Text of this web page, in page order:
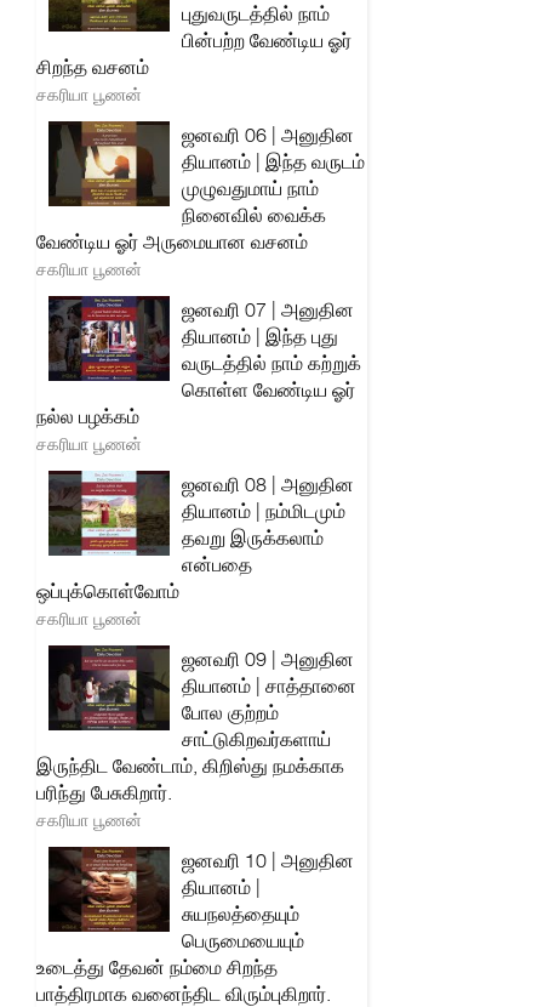
புதுவருடத்தில் நாம்
பின்பற்ற வேண்டிய ஓர்
சிறந்த வசனம்
சகரியா பூணன்
ஜனவரி 06 | அனுதின
தியானம் | இந்த வருடம்
முழுவதுமாய் நாம்
நினைவில் வைக்க
வேண்டிய ஓர் அருமையான வசனம்
சகரியா பூணன்
ஜனவரி 07 | அனுதின
தியானம் | இந்த புது
வருடத்தில் நாம் கற்றுக்
கொள்ள வேண்டிய ஓர்
நல்ல பழக்கம்
சகரியா பூணன்
ஜனவரி 08 | அனுதின
தியானம் | நம்மிடமும்
தவறு இருக்கலாம்
என்பதை
ஒப்புக்கொள்வோம்
சகரியா பூணன்
ஜனவரி 09 | அனுதின
தியானம் | சாத்தானை
போல குற்றம்
சாட்டுகிறவர்களாய்
இருந்திட வேண்டாம், கிறிஸ்து நமக்காக
பரிந்து பேசுகிறார்.
சகரியா பூணன்
ஜனவரி 10 | அனுதின
தியானம் |
சுயநலத்தையும்
பெருமையையும்
உடைத்து தேவன் நம்மை சிறந்த
பாத்திரமாக வனைந்திட விரும்புகிறார்.